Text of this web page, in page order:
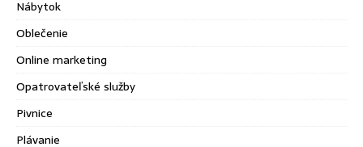
Nábytok
Oblečenie
Online marketing
Opatrovateľské služby
Pivnice
Plávanie